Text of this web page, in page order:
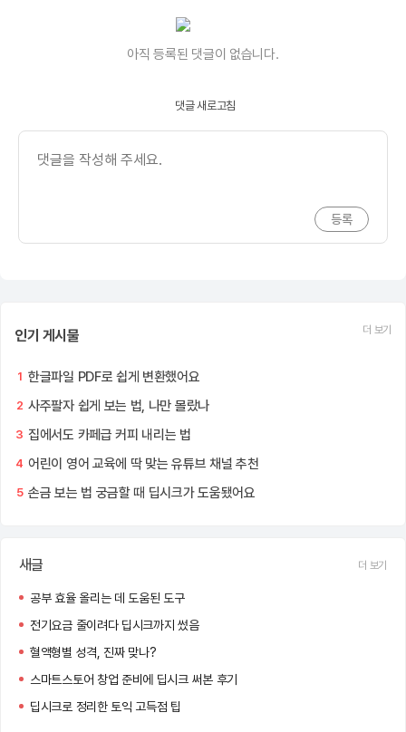
아직 등록된 댓글이 없습니다.
댓글 새로고침
인기 게시물 더 보기
1 한글파일 PDF로 쉽게 변환했어요
2 사주팔자 쉽게 보는 법, 나만 몰랐나
3 집에서도 카페급 커피 내리는 법
4 어린이 영어 교육에 딱 맞는 유튜브 채널 추천
5 손금 보는 법 궁금할 때 딥시크가 도움됐어요
새글 더 보기
공부 효율 올리는 데 도움된 도구
전기요금 줄이려다 딥시크까지 썼음
혈액형별 성격, 진짜 맞나?
스마트스토어 창업 준비에 딥시크 써본 후기
딥시크로 정리한 토익 고득점 팁